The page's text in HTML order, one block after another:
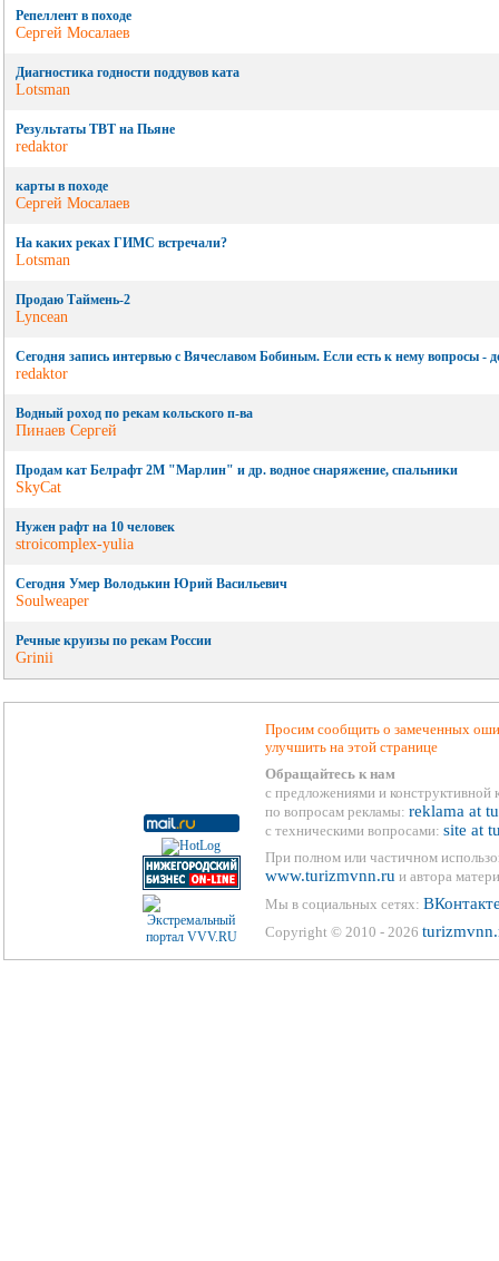
Репеллент в походе
Сергей Мосалаев
Диагностика годности поддувов ката
Lotsman
Результаты ТВТ на Пьяне
redaktor
карты в походе
Сергей Мосалаев
На каких реках ГИМС встречали?
Lotsman
Продаю Таймень-2
Lyncean
Сегодня запись интервью с Вячеславом Бобиным. Если есть к нему вопросы -
redaktor
Водный роход по рекам кольского п-ва
Пинаев Сергей
Продам кат Белрафт 2М "Марлин" и др. водное снаряжение, спальники
SkyCat
Нужен рафт на 10 человек
stroicomplex-yulia
Сегодня Умер Володькин Юрий Васильевич
Soulweaper
Речные круизы по рекам России
Grinii
Просим сообщить о замеченных
улучшить на этой странице
Обращайтесь к нам
с предложениями и конструктивной
по вопросам рекламы: reklama at
с техническими вопросами: site at
При полном или частичном
www.turizmvnn.ru и автора
Мы в социальных сетях:
Copyright © 2010 - 2026